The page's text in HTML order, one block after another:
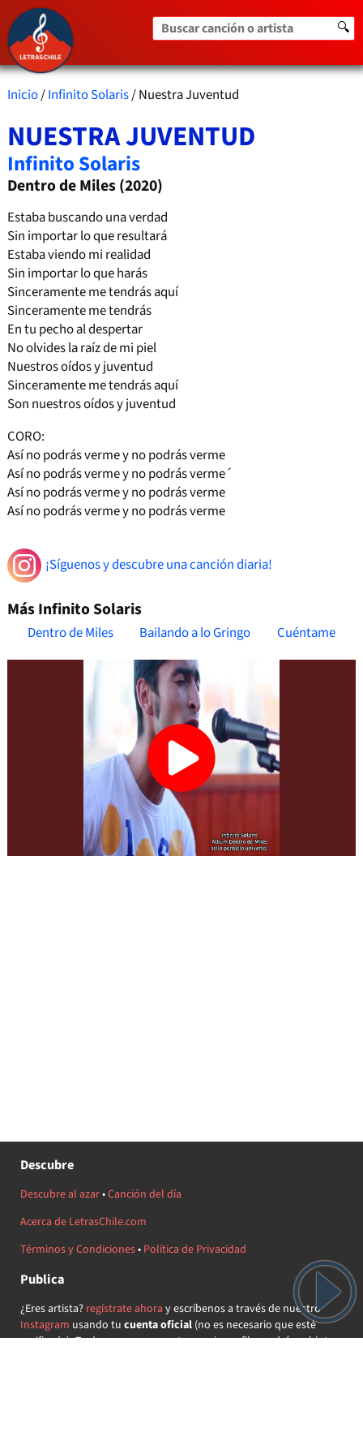
Buscar canción o artista 🔍
Inicio/Infinito Solaris/ Nuestra Juventud
NUESTRA JUVENTUD
Infinito Solaris
Dentro de Miles (2020)
Estaba buscando una verdad
Sin importar lo que resultará
Estaba viendo mi realidad
Sin importar lo que harás
Sinceramente me tendrás aquí
Sinceramente me tendrás
En tu pecho al despertar
No olvides la raíz de mi piel
Nuestros oídos y juventud
Sinceramente me tendrás aquí
Son nuestros oídos y juventud
CORO:
Así no podrás verme y no podrás verme
Así no podrás verme y no podrás verme´
Así no podrás verme y no podrás verme
Así no podrás verme y no podrás verme
¡Síguenos y descubre una canción diaria!
Más Infinito Solaris
Dentro de Miles Bailando a lo Gringo Cuéntame
Descubre
Descubre al azar•Canción del día
Acerca de LetrasChile.com
Términos y Condiciones• Política de Privacidad
Publica
¿Eres artista? regístrate ahora y escríbenos a través de nuestro
Instagram usando tu cuenta oficial(no es necesario que esté
verificada) ¡Te daremos acceso a tu propio perfil y podrás subir tus